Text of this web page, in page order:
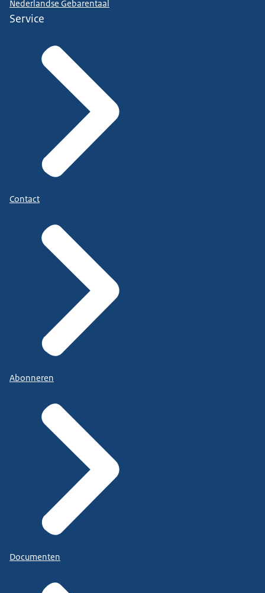
Nederlandse Gebarentaal
Service
Contact
Abonneren
Documenten